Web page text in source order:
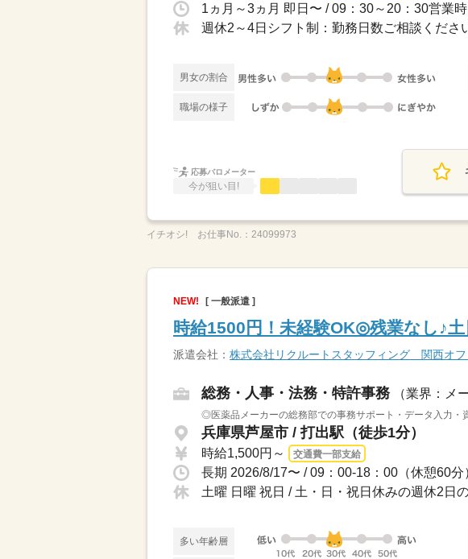
週休2～4日シフト制：勤務日数ご相談くだ
男女の割合
職場の様子
応募バロメーター
今が狙い目!
イチオシ! お仕事No.： 24099973
NEW! [ 一般派遣 ]
時給1500円！未経験OK◎残業なし♪
派遣会社： 株式会社リクルートスタッフィング 関西オフ
総務・人事・法務・特許事務 （業界：メ
◎医薬品メーカーの総務部での事務サポート・データ入力・
兵庫県芦屋市 / 打出駅（徒歩1分）
時給1,500円～ 交通費一部支給
土曜 日曜 祝日 / 土・日・祝日休みの週休2日
多い年齢層